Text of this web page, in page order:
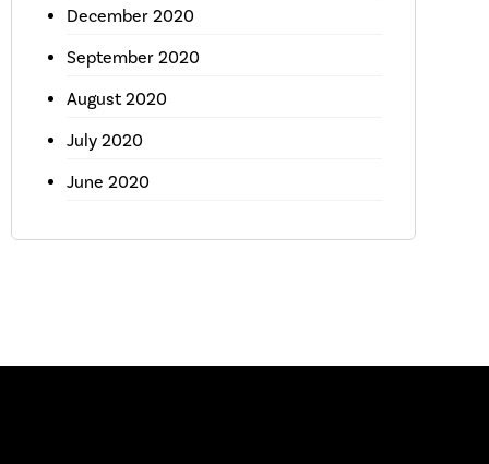
December 2020
September 2020
August 2020
July 2020
June 2020